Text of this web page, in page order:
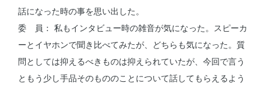
話になった時の事を思い出した。
委 員： 私もインタビュー時の雑音が気になった。スピーカ
ーとイヤホンで聞き比べてみたが、どちらも気になった。質
問としては抑えるべきものは抑えられていたが、今回で言う
ともう少し手品そのもののことについて話してもらえるよう